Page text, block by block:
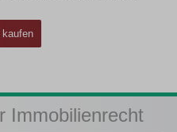
Immobilienrecht